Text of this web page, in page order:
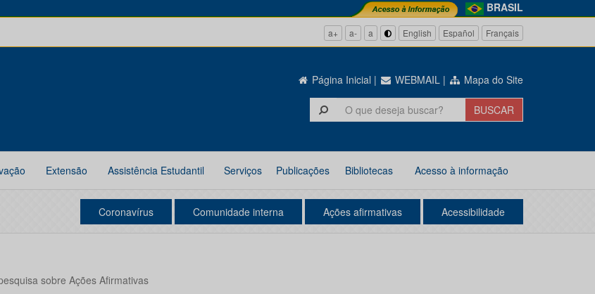
BRASIL
a+ a- a English Español Français
Página Inicial | WEBMAIL | Mapa do Site
Extensão Assistência Estudantil Serviços Publicações Bibliotecas Acesso à informação
Coronavírus Comunidade interna Ações afirmativas Acessibilidade
sobre Ações Afirmativas